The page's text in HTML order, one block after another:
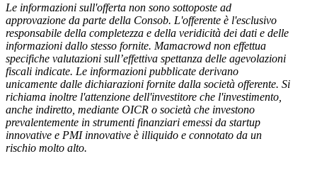
Le informazioni sull'offerta non sono sottoposte ad
approvazione da parte della Consob. L'offerente è l'esclusivo
responsabile della completezza e della veridicità dei dati e delle
informazioni dallo stesso fornite. Mamacrowd non effettua
specifiche valutazioni sull’effettiva spettanza delle agevolazioni
fiscali indicate. Le informazioni pubblicate derivano
unicamente dalle dichiarazioni fornite dalla società offerente. Si
richiama inoltre l'attenzione dell'investitore che l'investimento,
anche indiretto, mediante OICR o società che investono
prevalentemente in strumenti finanziari emessi da startup
innovative e PMI innovative è illiquido e connotato da un
rischio molto alto.